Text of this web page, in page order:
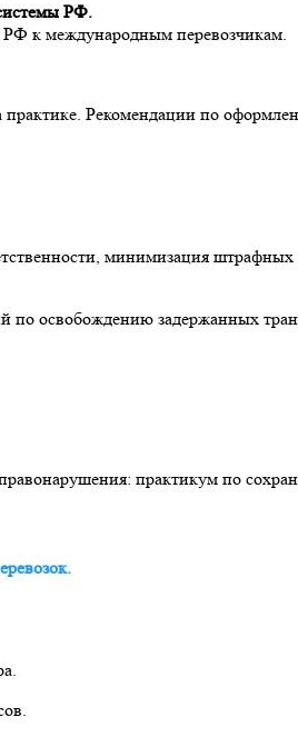
РФ.
РФ к международным перевозчикам.
практике. Рекомендации по
минимизация штрафных
освобождению задержанных
практикум по